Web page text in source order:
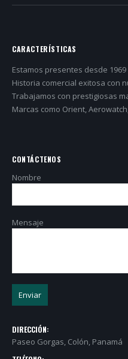
CARACTERÍSTICAS
Estamos presentes desde 1969
Historia comercial exitosa con
Trabajamos con prestigiosas
Marcas como Orient,
CONTÁCTENOS
Nombre
Mensaje
DIRECCIÓN:
Paseo Gorgas, Colón, Panamá